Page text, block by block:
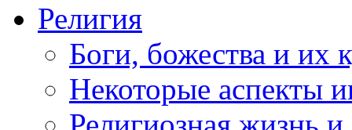
Религия
Боги, божества и их
Некоторые аспекты